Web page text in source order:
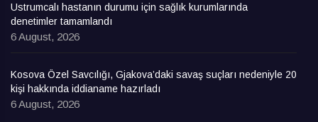
Ustrumcalı hastanın durumu için sağlık kurumlarında
denetimler tamamlandı
6 August, 2026
Kosova Özel Savcılığı, Gjakova’daki savaş suçları nedeniyle 20
kişi hakkında iddianame hazırladı
6 August, 2026